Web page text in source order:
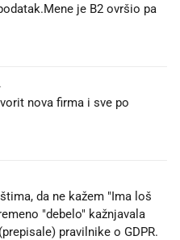
je B2 ovršio pa
nova firma i sve po
da ne kažem "Ima loš
"debelo" kažnjavala
pravilnike o GDPR.